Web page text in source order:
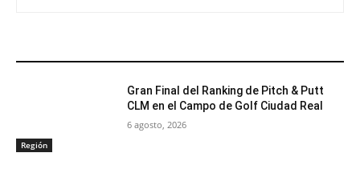
Región
Gran Final del Ranking de Pitch & Putt
CLM en el Campo de Golf Ciudad Real
6 agosto, 2026